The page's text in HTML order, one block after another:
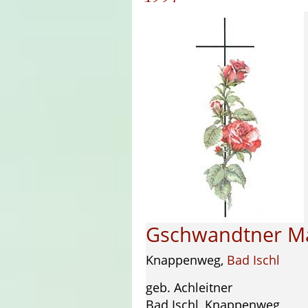
Gschwandtner
Knappenweg, Bad Ischl
geb. Achleitner
Bad Ischl, Knappenweg